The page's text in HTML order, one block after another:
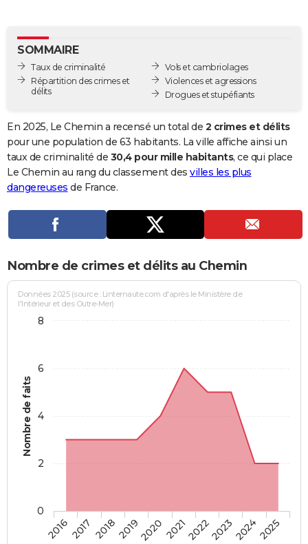
GUIDES D'ACHAT
BONS PLANS
Carte de Noël
Carte Bonne année
Carte Saint-Valentin
Carte Pâques
Carte d'anniversaire
DICTIONNAIRE
Dictionnaire
Biographies
Citations
Expressions
Proverbes
PROGRAMME TV
COPAINS D'AVANT
S'inscrire
Se connecter
Lycées
Collèges
Primaires
Universités
Entreprises
Service militaire
Avis de recherche
AVIS DE DÉCÈS
FORUM
Bricolage
Lifestyle
Culture
Sport
Auto
Television
Voyage
Cinema
SOMMAIRE
Taux de criminalité
Répartition des crimes et
délits
Vols et cambriolages
Violences et agressions
Drogues et stupéfiants
En 2025, Le Chemin a recensé un total de 2 crimes et délits
pour une population de 63 habitants. La ville affiche ainsi un
taux de criminalité de 30,4 pour mille habitants, ce qui place
Le Chemin au rang du classement des villes les plus
dangereuses de France.
Nombre de crimes et délits au Chemin
Nombre de faits
Données 2025 (source : Linternaute.com d'après le Ministère de
l'Intérieur et des Outre-Mer)
20162017 20182019202020212022202320242025
0
2
4
6
8